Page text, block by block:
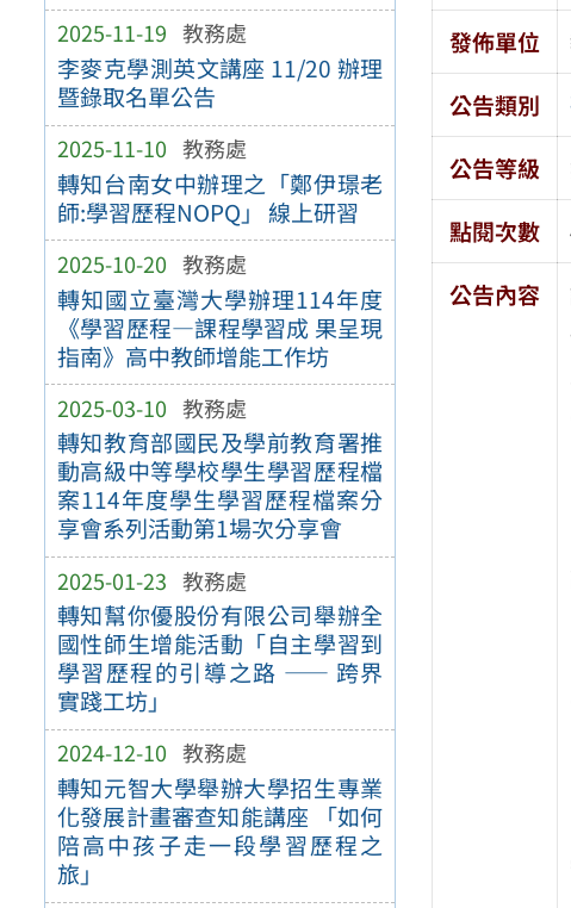
2025-11-19 教務處
李麥克學測英文講座 11/20 辦理
暨錄取名單公告
2025-11-10 教務處
轉知台南女中辦理之「鄭伊璟老
師:學習歷程NOPQ」 線上研習
2025-10-20 教務處
轉知國立臺灣大學辦理114年度
《學習歷程—課程學習成 果呈現
指南》高中教師增能工作坊
2025-03-10 教務處
轉知教育部國民及學前教育署推
動高級中等學校學生學習歷程檔
案114年度學生學習歷程檔案分
享會系列活動第1場次分享會
2025-01-23 教務處
轉知幫你優股份有限公司舉辦全
國性師生增能活動「自主學習到
學習歷程的引導之路 —— 跨界
實踐工坊」
2024-12-10 教務處
轉知元智大學舉辦大學招生專業
化發展計畫審查知能講座 「如何
陪高中孩子走一段學習歷程之
旅」
發佈單位
公告類別
公告等級
點閱次數
公告內容